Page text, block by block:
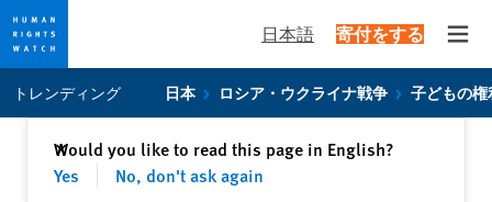
privacy
content
日本語 寄付をする
トレンディング 日本 ロシア・ウクライナ戦争 子どもの権
Would you like to read this page in English?
Yes
No, don't ask again
✕閉じる